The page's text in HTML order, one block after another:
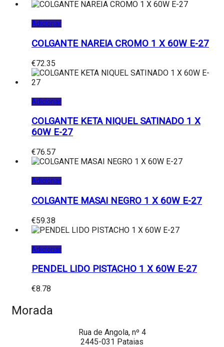
Adicionar
COLGANTE NAREIA CROMO 1 X 60W E-27
€72.35
Adicionar
COLGANTE KETA NIQUEL SATINADO 1 X
60W E-27
€76.57
Adicionar
COLGANTE MASAI NEGRO 1 X 60W E-27
€59.38
Adicionar
PENDEL LIDO PISTACHO 1 X 60W E-27
€8.78
Morada
Rua de Angola, nº 4
2445-031 Pataias